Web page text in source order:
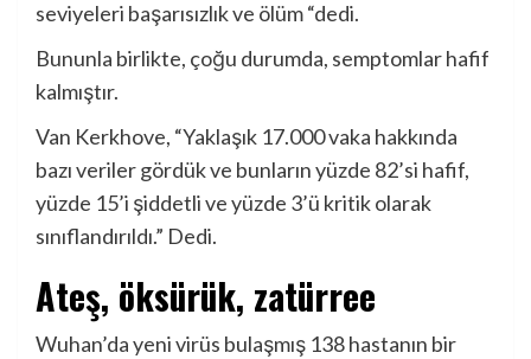
seviyeleri başarısızlık ve ölüm “dedi.
Bununla birlikte, çoğu durumda, semptomlar hafif
kalmıştır.
Van Kerkhove, “Yaklaşık 17.000 vaka hakkında
bazı veriler gördük ve bunların yüzde 82’si hafif,
yüzde 15’i şiddetli ve yüzde 3’ü kritik olarak
sınıflandırıldı.” Dedi.
Ateş, öksürük, zatürree
Wuhan’da yeni virüs bulaşmış 138 hastanın bir